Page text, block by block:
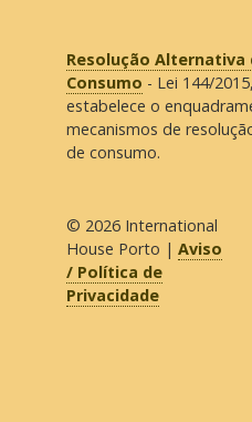
Resolução Alternativa
Consumo - Lei 144/
estabelece o
mecanismos de
de consumo.
© 2026 International
House Porto | Aviso
/ Política de
Privacidade